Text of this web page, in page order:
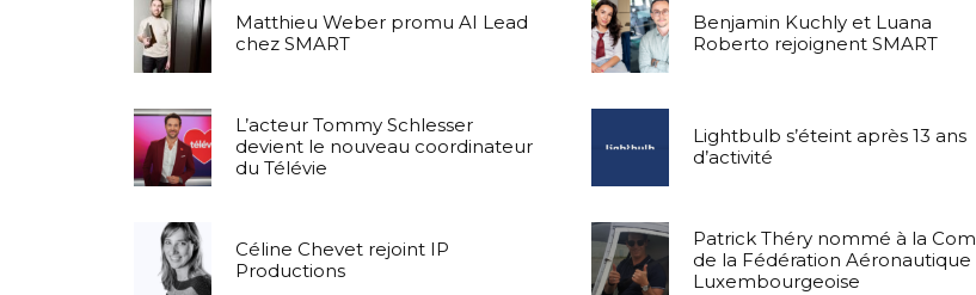
Matthieu Weber promu AI Lead
chez SMART
Benjamin Kuchly et Luana
Roberto rejoignent SMART
L’acteur Tommy Schlesser
devient le nouveau coordinateur
du Télévie
Lightbulb s’éteint après 13 ans
d’activité
Céline Chevet rejoint IP
Productions
Patrick Théry nommé à la Com
de la Fédération Aéronautique
Luxembourgeoise